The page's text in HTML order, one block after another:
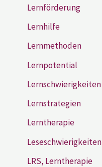
Lernförderung
Lernhilfe
Lernmethoden
Lernpotential
Lernschwierigkeiten
Lernstrategien
Lerntherapie
Leseschwierigkeiten
LRS, Lerntherapie